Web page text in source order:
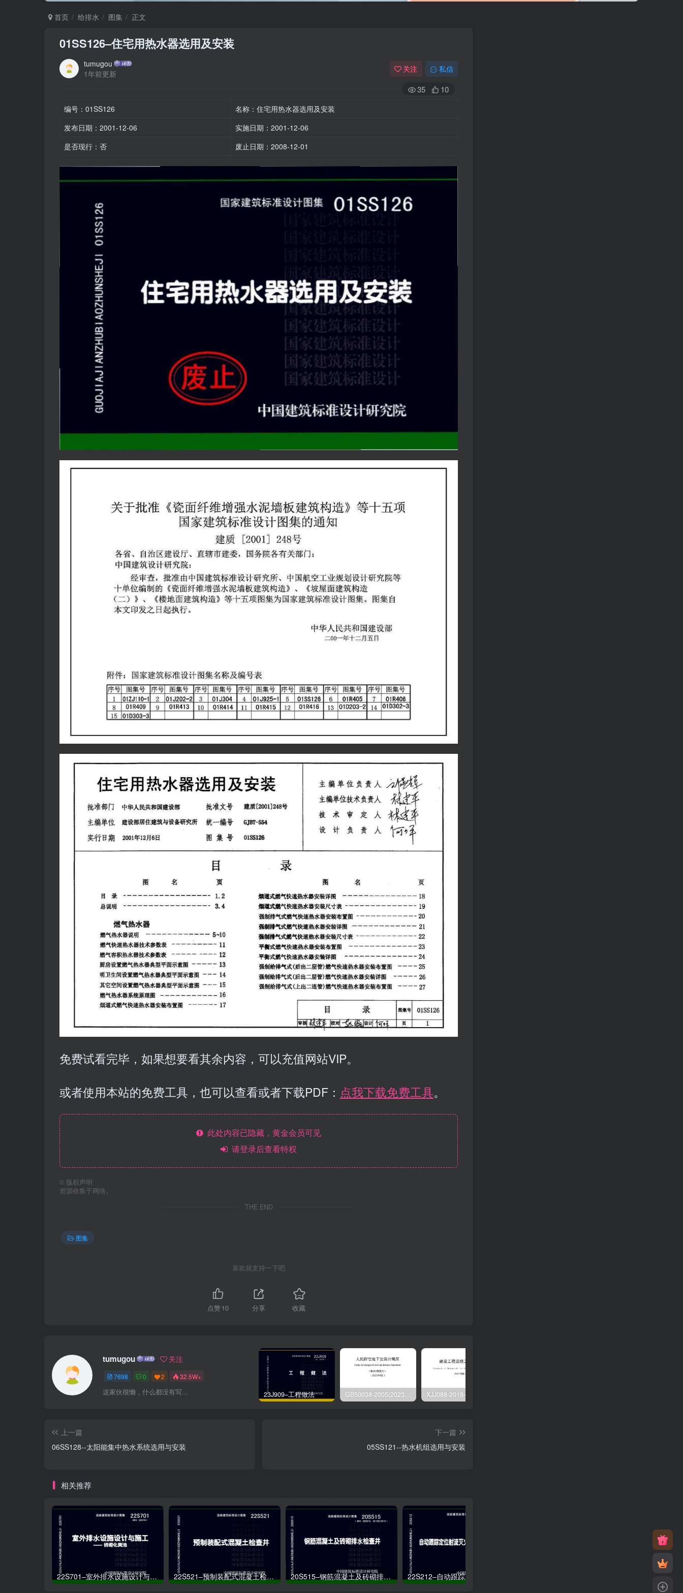
首页 给排水 图集 正文
01SS126–住宅用热水器选用及安装
tumugou
1年前更新
关注 私信
35 10
编号：01SS126
名称：住宅用热水器选用及安装
发布日期：2001-12-06
实施日期：2001-12-06
是否现行：否
废止日期：2008-12-01
免费试看完毕，如果想要看其余内容，可以充值网站VIP。
或者使用本站的免费工具，也可以查看或者下载PDF： 点我下载免费工具。
此处内容已隐藏，黄金会员可见
请登录后查看特权
© 版权声明
资源收集于网络。
THE END
图集
喜欢就支持一下吧
点赞10 分享 收藏
tumugou 关注
7698 0 2 32.5W+
这家伙很懒，什么都没有写... 23J909–工程做法 GB50038-2005(2023版)–人民防空地下室设计规范
上一篇
06SS128--太阳能集中热水系统选用与安装
下一篇
05SS121--热水机组选用与安装
相关推荐
22S701–室外排水设施设计与施工——砖砌化粪池 22S521–预制装配式混凝土检查井 20S515–钢筋混凝土及砖砌排水检查井